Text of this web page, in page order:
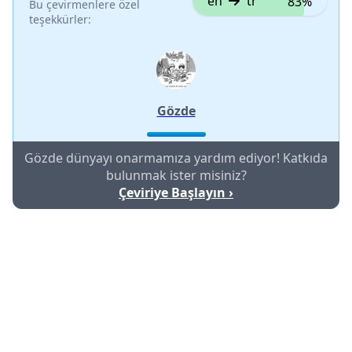
Bu çevirmenlere özel
teşekkürler:
Gözde
Gözde dünyayı onarmamıza yardım ediyor! Katkıda
bulunmak ister misiniz?
Çeviriye Başlayın ›